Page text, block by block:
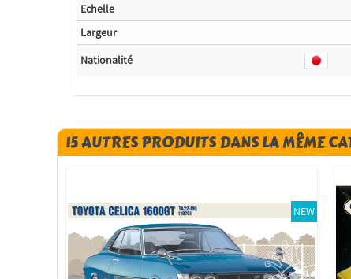
Echelle
Largeur
Nationalité
15 AUTRES PRODUITS DANS LA MÊME
NEW